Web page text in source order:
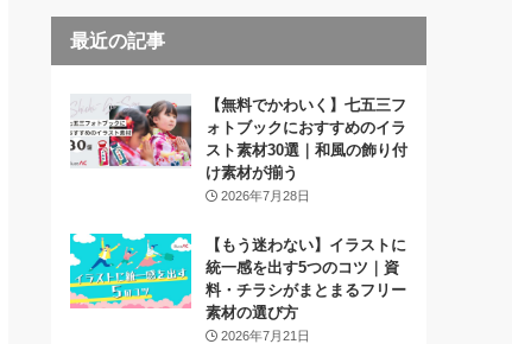
最近の記事
【無料でかわいく】七五三フ
ォトブックにおすすめのイラ
スト素材30選｜和風の飾り付
け素材が揃う
2026年7月28日
【もう迷わない】イラストに
統一感を出す5つのコツ｜資
料・チラシがまとまるフリー
素材の選び方
2026年7月21日